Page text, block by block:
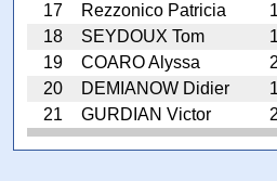
17
Rezzonico Patricia
18
SEYDOUX Tom
19
COARO Alyssa
20
DEMIANOW Didier
21
GURDIAN Victor